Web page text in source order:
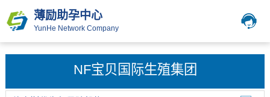
薄励助孕中心
YunHe Network Company
NF宝贝国际生殖集团